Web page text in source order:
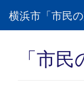
横浜市「市民
「市